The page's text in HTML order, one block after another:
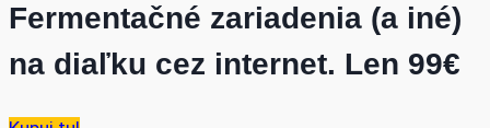
Fermentačné zariadenia (a iné)
na diaľku cez internet. Len 99€